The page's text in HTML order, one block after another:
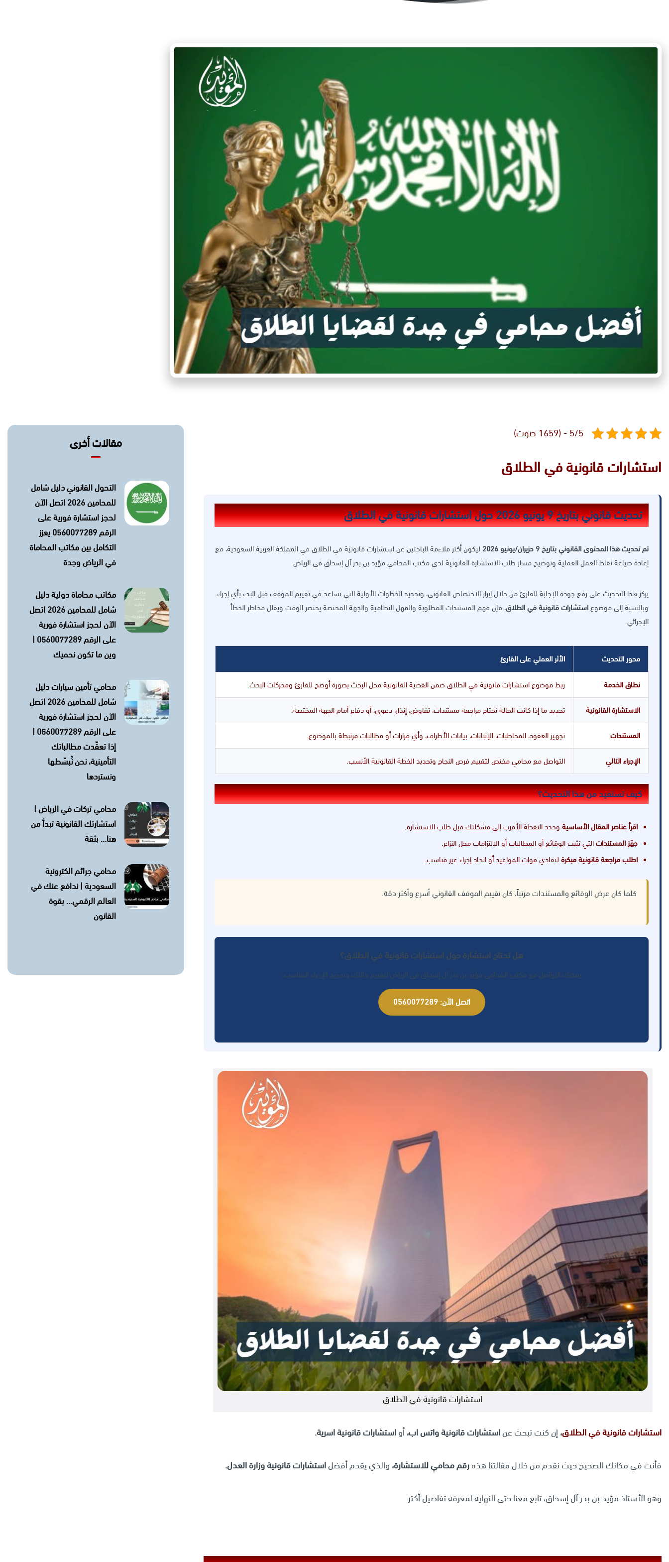
5/5 - (1659 صوت)
استشارات قانونية في الطلاق
تحديث قانوني بتاريخ 9 يونيو 2026 حول استشارات قانونية في الطلاق
تم تحديث هذا المحتوى القانوني بتاريخ 9 حزيران/يونيو 2026
ليكون أكثر ملاءمة للباحثين عن استشارات قانونية في الطلاق في المملكة العربية السعودية، مع
إعادة صياغة نقاط العمل العملية وتوضيح مسار طلب الاستشارة القانونية لدى مكتب المحامي مؤيد بن بدر آل إسحاق في الرياض.
يركز هذا التحديث على رفع جودة الإجابة للقارئ من خلال إبراز الاختصاص القانوني، وتحديد الخطوات الأولية التي تساعد في تقييم الموقف قبل البدء بأي إجراء.
وبالنسبة إلى موضوعاستشارات قانونية في الطلاق، فإن فهم المستندات المطلوبة والمهل النظامية والجهة المختصة يختصر الوقت ويقلل مخاطر الخطأ
الإجرائي.
محور التحديث الأثر العملي على القارئ
نطاق الخدمة ربط موضوع استشارات قانونية في الطلاق ضمن القضية القانونية محل البحث بصورة أوضح للقارئ ومحركات البحث.
الاستشارة القانونية تحديد ما إذا كانت الحالة تحتاج مراجعة مستندات، تفاوض، إنذار، دعوى، أو دفاع أمام الجهة المختصة.
المستندات تجهيز العقود، المخاطبات، الإثباتات، بيانات الأطراف، وأي قرارات أو مطالبات مرتبطة بالموضوع.
الإجراء التالي التواصل مع محامي مختص لتقييم فرص النجاح وتحديد الخطة القانونية الأنسب.
كيف تستفيد من هذا التحديث؟
اقرأ عناصر المقال الأساسية وحدد النقطة الأقرب إلى مشكلتك قبل طلب الاستشارة.
جهّز المستنداتالتي تثبت الوقائع أو المطالبات أو الالتزامات محل النزاع.
اطلب مراجعة قانونية مبكرة لتفادي فوات المواعيد أو اتخاذ إجراء غير مناسب.
كلما كان عرض الوقائع والمستندات مرتباً، كان تقييم الموقف القانوني أسرع وأكثر دقة.
هل تحتاج استشارة حول استشارات قانونية في الطلاق؟
يمكنك التواصل مع مكتب المحامي مؤيد بن بدر آل إسحاق في الرياض لتقييم حالتك وتحديد الإجراء المناسب.
اتصل الآن: 0560077289
استشارات قانونية في الطلاق
استشارات قانونية فيالطلاق، إن كنت تبحث عناستشارات قانونية واتس اب،أواستشارات قانونية اسرية.
فأنت في مكانك الصحيح حيث نقدم من خلال مقالتنا هذهرقم محامي للاستشارة، والذي يقدم أفضلاستشارات قانونية وزارة العدل.
وهو الأستاذ مؤيد بن بدر آل إسحاق، تابع معنا حتى النهاية لمعرفة تفاصيل أكثر.
مقالات أخرى
التحول القانوني دليل شامل
للمحامين 2026 اتصل الآن
لحجز استشارة فورية على
الرقم 0560077289 يعزز
التكامل بين مكاتب المحاماة
في الرياض وجدة
مكاتب محاماة دولية دليل
شامل للمحامين 2026 اتصل
الآن لحجز استشارة فورية
على الرقم 0560077289 |
وين ما تكون نحميك
محامي تأمين سيارات دليل
شامل للمحامين 2026 اتصل
الآن لحجز استشارة فورية
على الرقم 0560077289 |
إذا تعقّدت مطالباتك
التأمينية، نحن نُبسّطها
ونستردها
محامي تركات في الرياض |
استشارتك القانونية تبدأ من
هنا… بثقة
محامي جرائم الكترونية
السعودية | ندافع عنك في
العالم الرقمي… بقوة
القانون